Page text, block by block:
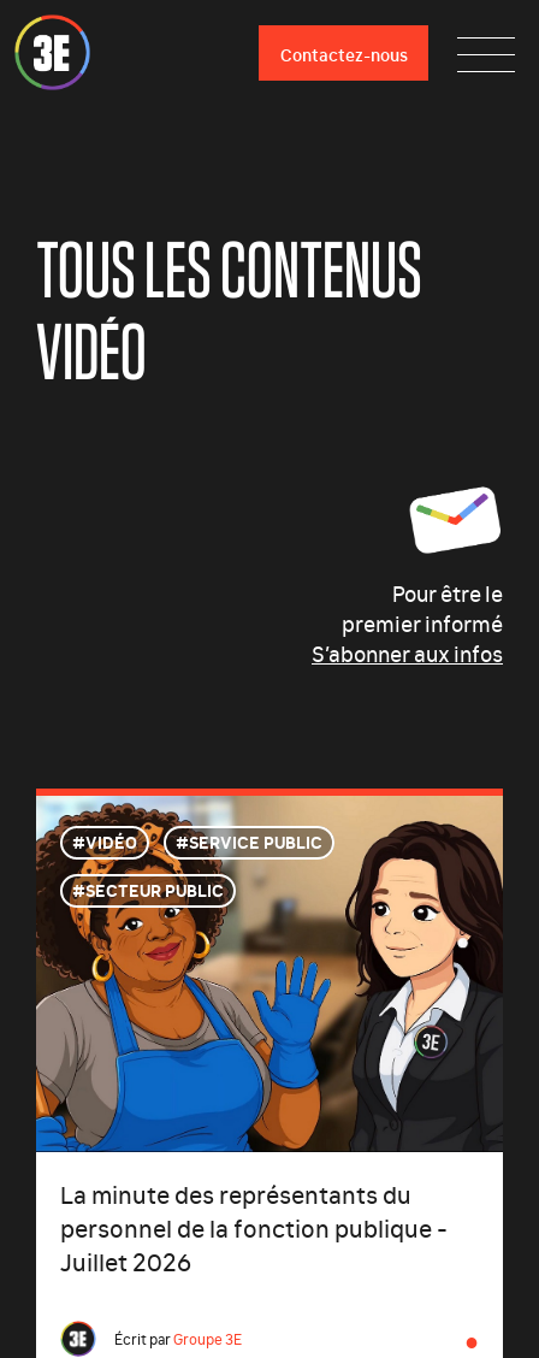
Contactez-nous
TOUS LES CONTENUS
VIDÉO
Pour être le
premier informé
S’abonner aux infos
VIDÉO
SERVICE PUBLIC
SECTEUR PUBLIC
La minute des représentants du
personnel de la fonction publique -
Juillet 2026
Écrit parGroupe 3E ●